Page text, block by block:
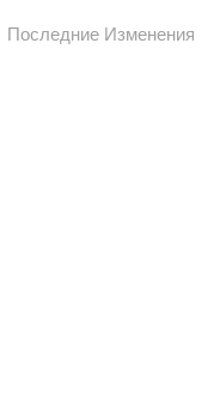
Последние Изменения